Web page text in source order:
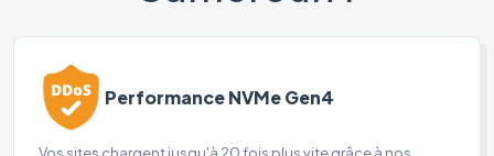
Performance NVMe Gen4
Vos sites chargent jusqu'à 20 fois plus vite grâce à nos